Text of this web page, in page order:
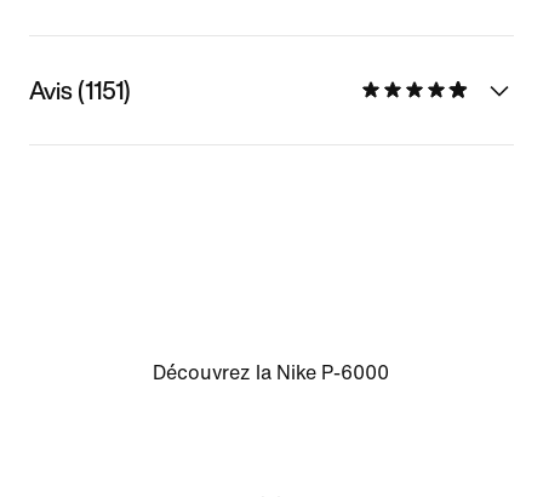
Avis (1151)
Découvrez la Nike P-6000